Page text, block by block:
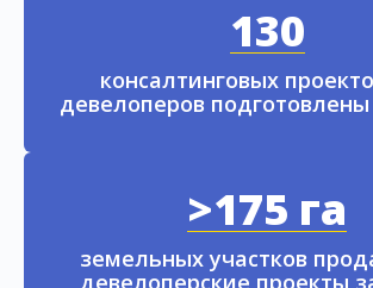
130
консалтинговых
девелоперов подготовлены
>175 га
земельных участков